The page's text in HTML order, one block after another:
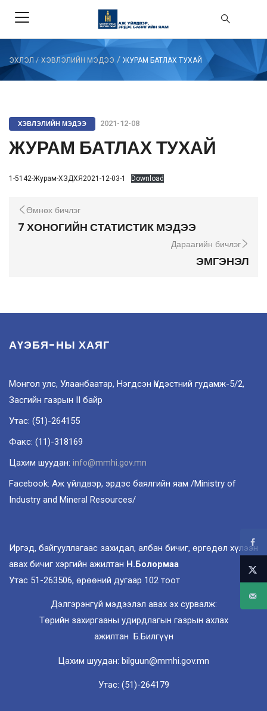
ЭХЛЭЛ / ХЭВЛЭЛИЙН МЭДЭЭ / ЖУРАМ БАТЛАХ ТУХАЙ
ХЭВЛЭЛИЙН МЭДЭЭ 2021-12-08
ЖУРАМ БАТЛАХ ТУХАЙ
1-5142-Журам-ХЗДХЯ2021-12-03-1 Download
Өмнөх бичлэг
7 ХОНОГИЙН СТАТИСТИК МЭДЭЭ
Дараагийн бичлэг
ЭМГЭНЭЛ
АҮЭБЯ-НЫ ХАЯГ
Монгол улс, Улаанбаатар, Нэгдсэн Үндэстний гудамж-5/2,
Засгийн газрын II байр
Утас: (51)-264155
Факс: (11)-318169
Цахим шуудан: info@mmhi.gov.mn
Facebook: Аж үйлдвэр, эрдэс баялгийн яам /Ministry of
Industry and Mineral Resources/
Иргэд, байгууллагаас захидал, албан бичиг, өргөдөл хүлээн
авах бичиг хэргийн ажилтан Н.Болормаа
Утас 51-263506, өрөөний дугаар 102 тоот
Дэлгэрэнгүй мэдээлэл авах эх сурвалж:
Төрийн захиргааны удирдлагын газрын ахлах
ажилтан Б.Билгүүн
Цахим шуудан: bilguun@mmhi.gov.mn
Утас: (51)-264179